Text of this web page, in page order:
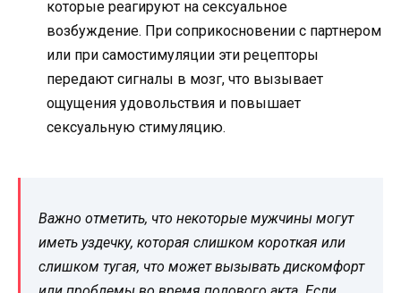
которые реагируют на сексуальное
возбуждение. При соприкосновении с партнером
или при самостимуляции эти рецепторы
передают сигналы в мозг, что вызывает
ощущения удовольствия и повышает
сексуальную стимуляцию.
Важно отметить, что некоторые мужчины могут
иметь уздечку, которая слишком короткая или
слишком тугая, что может вызывать дискомфорт